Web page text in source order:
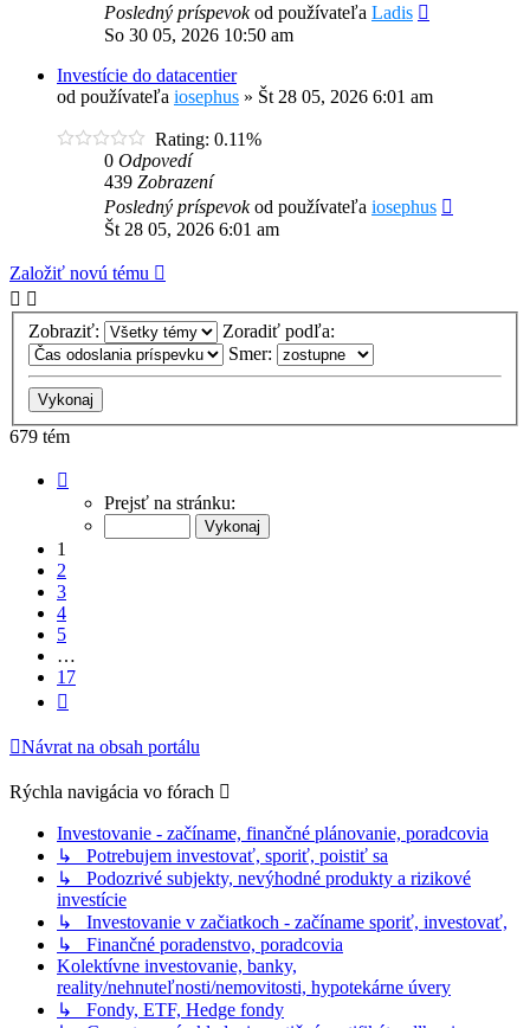
Posledný príspevokod používateľa Ladis
So 30 05, 2026 10:50 am
Investície do datacentier
od používateľa iosephus » Št 28 05, 2026 6:01 am
Rating: 0.11%
0 Odpovedí
439 Zobrazení
Posledný príspevokod používateľa iosephus
Št 28 05, 2026 6:01 am
Založiť novú tému
Zobraziť:
Zoradiť podľa:
Smer:
679 tém
Prejsť na stránku:
1
2
3
4
5
…
17
Návrat na obsah portálu
Rýchla navigácia vo fórach
Investovanie - začíname, finančné plánovanie, poradcovia
↳ Potrebujem investovať, sporiť, poistiť sa
↳ Podozrivé subjekty, nevýhodné produkty a rizikové
investície
↳ Investovanie v začiatkoch - začíname sporiť, investovať,
↳ Finančné poradenstvo, poradcovia
Kolektívne investovanie, banky,
reality/nehnuteľnosti/nemovitosti, hypotekárne úvery
↳ Fondy, ETF, Hedge fondy